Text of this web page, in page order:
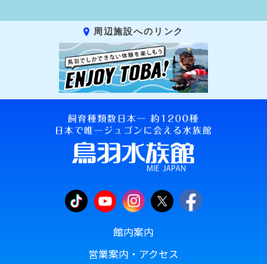
周辺施設へのリンク
館内案内
営業案内・アクセス